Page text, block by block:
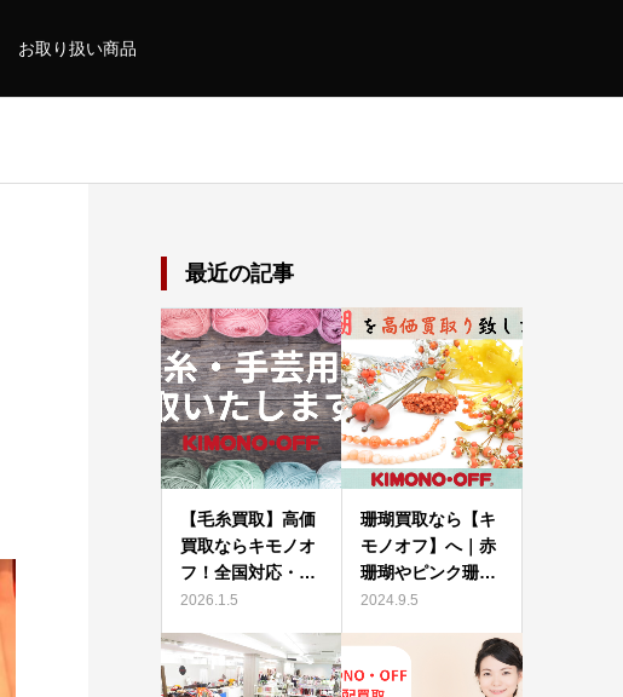
お取り扱い商品
最近の記事
【毛糸買取】高価
買取ならキモノオ
フ！全国対応・…
2026.1.5
珊瑚買取なら【キ
モノオフ】へ｜赤
珊瑚やピンク珊…
2024.9.5